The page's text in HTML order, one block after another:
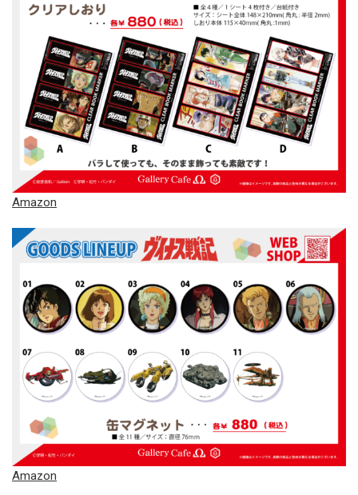
Amazon
Amazon